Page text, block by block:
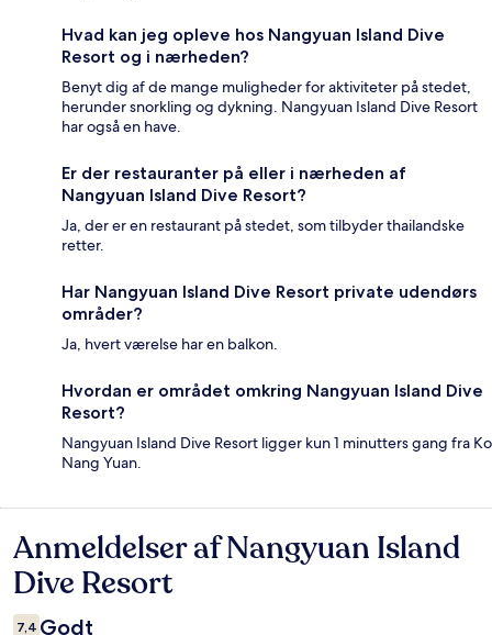
Hvad kan jeg opleve hos Nangyuan Island Dive
Resort og i nærheden?
Benyt dig af de mange muligheder for aktiviteter på stedet,
herunder snorkling og dykning. Nangyuan Island Dive Resort
har også en have.
Er der restauranter på eller i nærheden af
Nangyuan Island Dive Resort?
Ja, der er en restaurant på stedet, som tilbyder thailandske
retter.
Har Nangyuan Island Dive Resort private udendørs
områder?
Ja, hvert værelse har en balkon.
Hvordan er området omkring Nangyuan Island Dive
Resort?
Nangyuan Island Dive Resort ligger kun 1 minutters gang fra Ko
Nang Yuan.
Anmeldelser
Anmeldelser af Nangyuan Island
Dive Resort
7,4 Godt